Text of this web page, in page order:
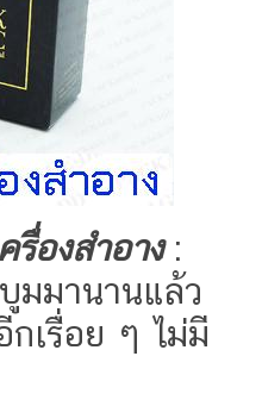
รื่องสำอาง:
มมานานแล้ว
กเรื่อย ๆ ไม่มี